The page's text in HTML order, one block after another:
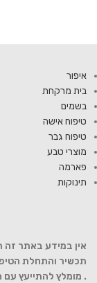
איפור
בית מרקחת
בשמים
טיפוח אישה
טיפוח גבר
מוצרי טבע
פארמה
תינוקות
אין במידע באתר זה
תכשיר והתחלת
. מומלץ להתייעץ עם